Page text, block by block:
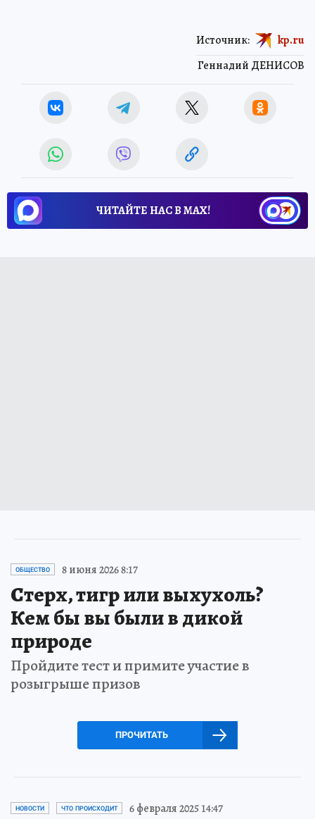
Геннадий ДЕНИСОВ
Источник: kp.ru
ЧИТАЙТЕ НАС В МАХ!
ОБЩЕСТВО 8 июня 2026 8:17
Стерх, тигр или выхухоль?
Кем бы вы были в дикой
природе
Пройдите тест и примите участие в
розыгрыше призов
ПРОЧИТАТЬ
НОВОСТИ ЧТО ПРОИСХОДИТ 6 февраля 2025 14:47